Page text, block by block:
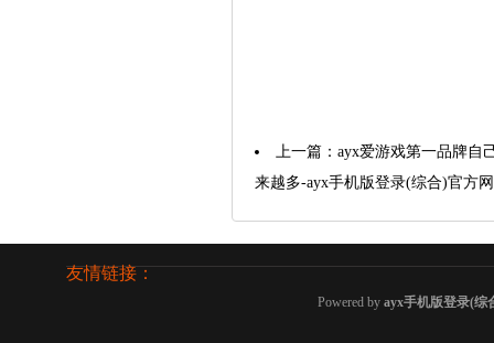
上一篇： ayx爱游戏第一品牌自
来越多-ayx手机版登录(综合)官方
友情链接：
Powered byayx手机版登录(综